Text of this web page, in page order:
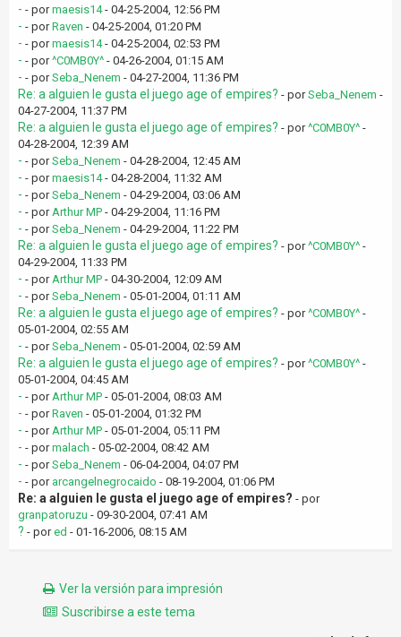
- - pormaesis14- 04-25-2004, 12:56 PM
- - porRaven - 04-25-2004, 01:20 PM
- - pormaesis14- 04-25-2004, 02:53 PM
- - por^C0MB0Y^ - 04-26-2004, 01:15 AM
- - porSeba_Nenem - 04-27-2004, 11:36 PM
Re: a alguien le gusta el juego age of empires? - porSeba_Nenem -
04-27-2004, 11:37 PM
Re: a alguien le gusta el juego age of empires? - por^C0MB0Y^ -
04-28-2004, 12:39 AM
- - porSeba_Nenem - 04-28-2004, 12:45 AM
- - pormaesis14- 04-28-2004, 11:32 AM
- - porSeba_Nenem - 04-29-2004, 03:06 AM
- - porArthur MP - 04-29-2004, 11:16 PM
- - porSeba_Nenem - 04-29-2004, 11:22 PM
Re: a alguien le gusta el juego age of empires? - por^C0MB0Y^ -
04-29-2004, 11:33 PM
- - porArthur MP - 04-30-2004, 12:09 AM
- - porSeba_Nenem - 05-01-2004, 01:11 AM
Re: a alguien le gusta el juego age of empires? - por^C0MB0Y^ -
05-01-2004, 02:55 AM
- - porSeba_Nenem - 05-01-2004, 02:59 AM
Re: a alguien le gusta el juego age of empires? - por^C0MB0Y^ -
05-01-2004, 04:45 AM
- - porArthur MP - 05-01-2004, 08:03 AM
- - porRaven - 05-01-2004, 01:32 PM
- - porArthur MP - 05-01-2004, 05:11 PM
- - pormalach - 05-02-2004, 08:42 AM
- - porSeba_Nenem - 06-04-2004, 04:07 PM
- - por arcangelnegrocaido - 08-19-2004, 01:06 PM
Re: a alguien le gusta el juego age of empires? - por
granpatoruzu - 09-30-2004, 07:41 AM
? - pored - 01-16-2006, 08:15 AM
Ver la versión para impresión
Suscribirse a este tema